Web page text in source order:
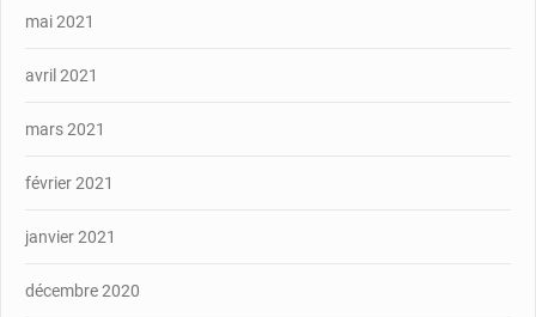
mai 2021
avril 2021
mars 2021
février 2021
janvier 2021
décembre 2020